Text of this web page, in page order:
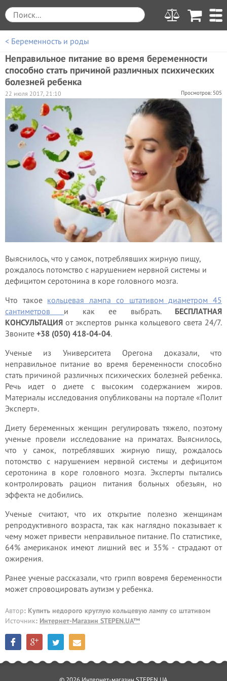
< Беременность и роды
Неправильное питание во время беременности
способно стать причиной различных психических
болезней ребенка
Просмотров: 505
22 июля 2017, 21:10
Выяснилось, что у самок, потреблявших жирную пищу,
рождалось потомство с нарушением нервной системы и
дефицитом серотонина в коре головного мозга.
Что такое кольцевая лампа со штативом диаметром 45
сантиметров и как ее выбрать. БЕСПЛАТНАЯ
КОНСУЛЬТАЦИЯ от экспертов рынка кольцевого света 24/7.
Звоните +38 (050) 418-04-04.
Ученые из Университета Орегона доказали, что
неправильное питание во время беременности способно
стать причиной различных психических болезней ребенка.
Речь идет о диете с высоким содержанием жиров.
Материалы исследования опубликованы на портале «Полит
Эксперт».
Диету беременных женщин регулировать тяжело, поэтому
ученые провели исследование на приматах. Выяснилось,
что у самок, потреблявших жирную пищу, рождалось
потомство с нарушением нервной системы и дефицитом
серотонина в коре головного мозга. Эксперты пытались
контролировать рацион питания больных обезьян, но
эффекта не добились.
Ученые считают, что их открытие полезно женщинам
репродуктивного возраста, так как наглядно показывает к
чему может привести неправильное питание. По статистике,
64% американок имеют лишний вес и 35% - страдают от
ожирения.
Ранее ученые рассказали, что грипп вовремя беременности
может спровоцировать аутизм у ребенка.
Автор: Купить недорого круглую кольцевую лампу со штативом
Источник: Интернет-Магазин STEPEN.UA™